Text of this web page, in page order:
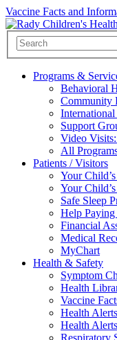
Vaccine Facts and
Programs &
Behavioral
Community
Support
Video
All
Patients / Visitors
Your
Your
Safe Sleep
Help
Financial
Medical
MyChart
Health & Safety
Symptom
Health
Vaccine
Health
Health
Respiratory